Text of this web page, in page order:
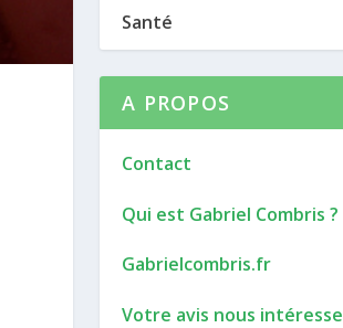
Santé
A PROPOS
Contact
Qui est Gabriel Combris ?
Gabrielcombris.fr
Votre avis nous intéresse